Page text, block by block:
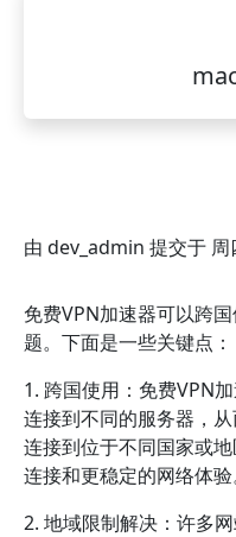
由 dev_admin 提交于 周
免费VPN加速器可以跨
题。下面是一些关键点：
1. 跨国使用：免费VPN
连接到不同的服务器，
连接到位于不同国家或
连接和更稳定的网络体验
2. 地域限制解决：许多